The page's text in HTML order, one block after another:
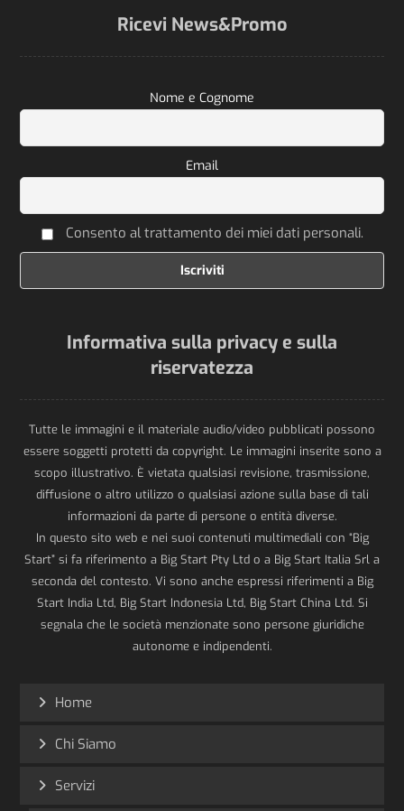
Ricevi News&Promo
Nome e Cognome
Email
Consento al trattamento dei miei dati personali.
Informativa sulla privacy e sulla
riservatezza
Tutte le immagini e il materiale audio/video pubblicati possono
essere soggetti protetti da copyright. Le immagini inserite sono a
scopo illustrativo. È vietata qualsiasi revisione, trasmissione,
diffusione o altro utilizzo o qualsiasi azione sulla base di tali
informazioni da parte di persone o entità diverse.
In questo sito web e nei suoi contenuti multimediali con “Big
Start” si fa riferimento a Big Start Pty Ltd o a Big Start Italia Srl a
seconda del contesto. Vi sono anche espressi riferimenti a Big
Start India Ltd, Big Start Indonesia Ltd, Big Start China Ltd. Si
segnala che le società menzionate sono persone giuridiche
autonome e indipendenti.
Home
Chi Siamo
Servizi